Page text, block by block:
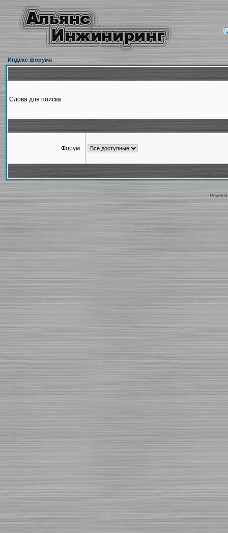
Индекс форума
Слова для поиска
Форум: